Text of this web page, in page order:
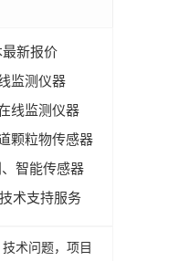
最新报价
监测仪器
线监测仪器
颗粒物传感器
智能传感器
术支持服务
术问题，项目